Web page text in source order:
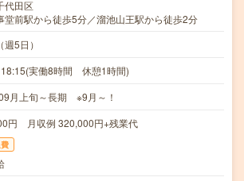
代田区
堂前駅から徒歩5分／溜池山王駅から徒歩2分
週5日）
実働8時間 休憩1時間)
月上旬～長期 ※9月～！
円 月収例 320,000円+残業代